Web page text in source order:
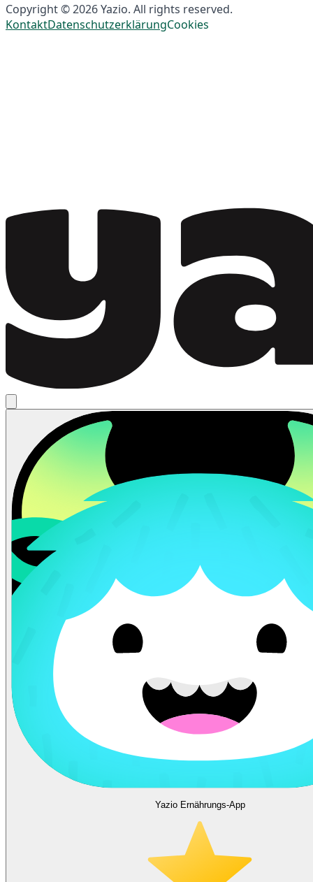
Copyright © 2026 Yazio. All rights reserved.
KontaktDatenschutzerklärungCookies
Yazio Ernährungs-App